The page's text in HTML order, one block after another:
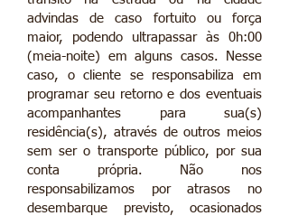
advindas de caso fortuito ou força
maior, podendo ultrapassar às 0h:00
(meia-noite) em alguns casos. Nesse
caso, o cliente se responsabiliza em
programar seu retorno e dos eventuais
acompanhantes para sua(s)
residência(s), através de outros meios
sem ser o transporte público, por sua
conta própria. Não nos
responsabilizamos por atrasos no
desembarque previsto, ocasionados